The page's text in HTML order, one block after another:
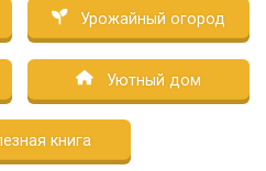
Урожайный огород
Уютный дом
книга